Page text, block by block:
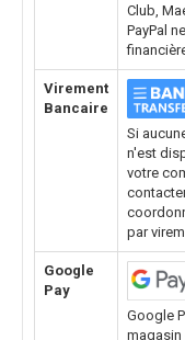
Club,
PayPal
Virement
Bancaire
Si
n'est
votre
par
Google
Pay
Google
magasin